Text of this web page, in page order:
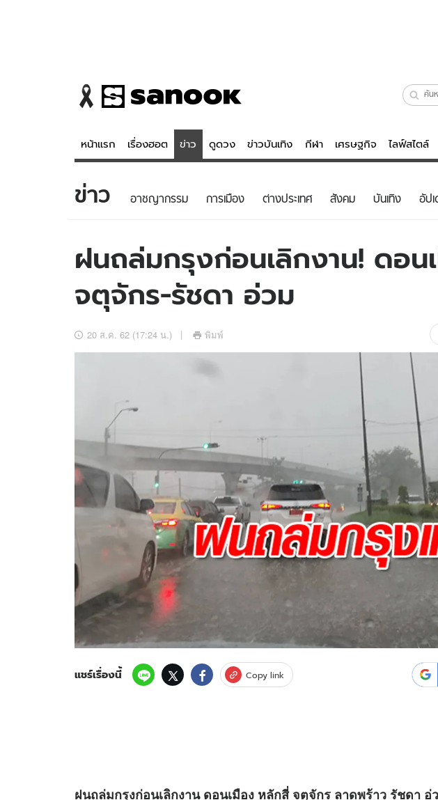
หน้าแรก เรื่องฮอต ข่าว ดูดวง ข่าวบันเทิง กีฬา เศรษฐกิจ ไลฟ์สไตล์
ข่าว
ข่าวบันเทิง
ข่าวกีฬา
ข่าวเศรษฐกิจ
อัปเดตจีน
เช็กข่าวชัวร์
ดูดวง - ตรวจหวย
สถิติหวยไทย
หวยลาว
ไล
วัยรุ่น
สุขภาพ
เที่ย
ดาวน์โหลดสนุกแอปฟรี ติดตามสนุกโซเชียลได้ที่
2569บริษัท อิมเมจ ฟิวเจอร์ (ประเทศไทย) จำกัด
ข่าว อาชญากรรม การเมือง ต่างประเทศ สังคม บันเทิง อัป
ฝนถล่มกรุงก่อนเลิกงาน! ดอน
จตุจักร-รัชดา อ่วม
20 ส.ค. 62 (17:24 น.) พิมพ์
แชร์เรื่องนี้ Copy link
ฝนถล่มกรุงก่อนเลิกงาน ดอนเมือง หลักสี่ จตุจักร ลาดพร้าว รัชดา